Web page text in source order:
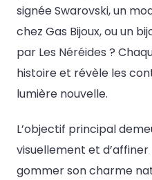
signée Swarovski, un
chez Gas Bijoux, ou un
par Les Néréides ?
histoire et révèle les
lumière nouvelle.
L’objectif principal
visuellement et d’affiner
gommer son charme